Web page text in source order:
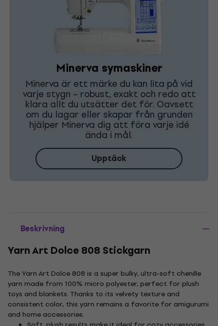
Minerva symaskiner
Minerva är ett märke du kan lita på vid
varje stygn – robust, exakt och redo att
klara allt du utsätter det för. Oavsett
om du lagar eller skapar från grunden
hjälper Minerva dig att föra varje idé
ända i mål.
Upptäck
Beskrivning
Yarn Art Dolce 808 Stickgarn
The Yarn Art Dolce 808 is a super bulky, ultra-soft chenille
yarn made from 100% micro polyester, perfect for plush
toys and blankets. Thanks to its velvety texture and
consistent color, this yarn remains a favorite for amigurumi
and home accessories.